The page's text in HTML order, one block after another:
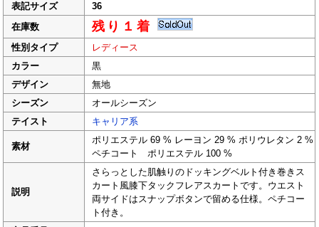
表記サイズ
36
在庫数
残り１着
性別タイプ
レディース
カラー
黒
デザイン
無地
シーズン
オールシーズン
テイスト
キャリア系
素材
ポリエステル 69 % レーヨン 29 % ポリウレタン 2 %
ペチコート ポリエステル 100 %
説明
さらっとした肌触りのドッキングベルト付き巻きス
カート風膝下タックフレアスカートです。ウエスト
両サイドはスナップボタンで留める仕様。ペチコー
ト付き。